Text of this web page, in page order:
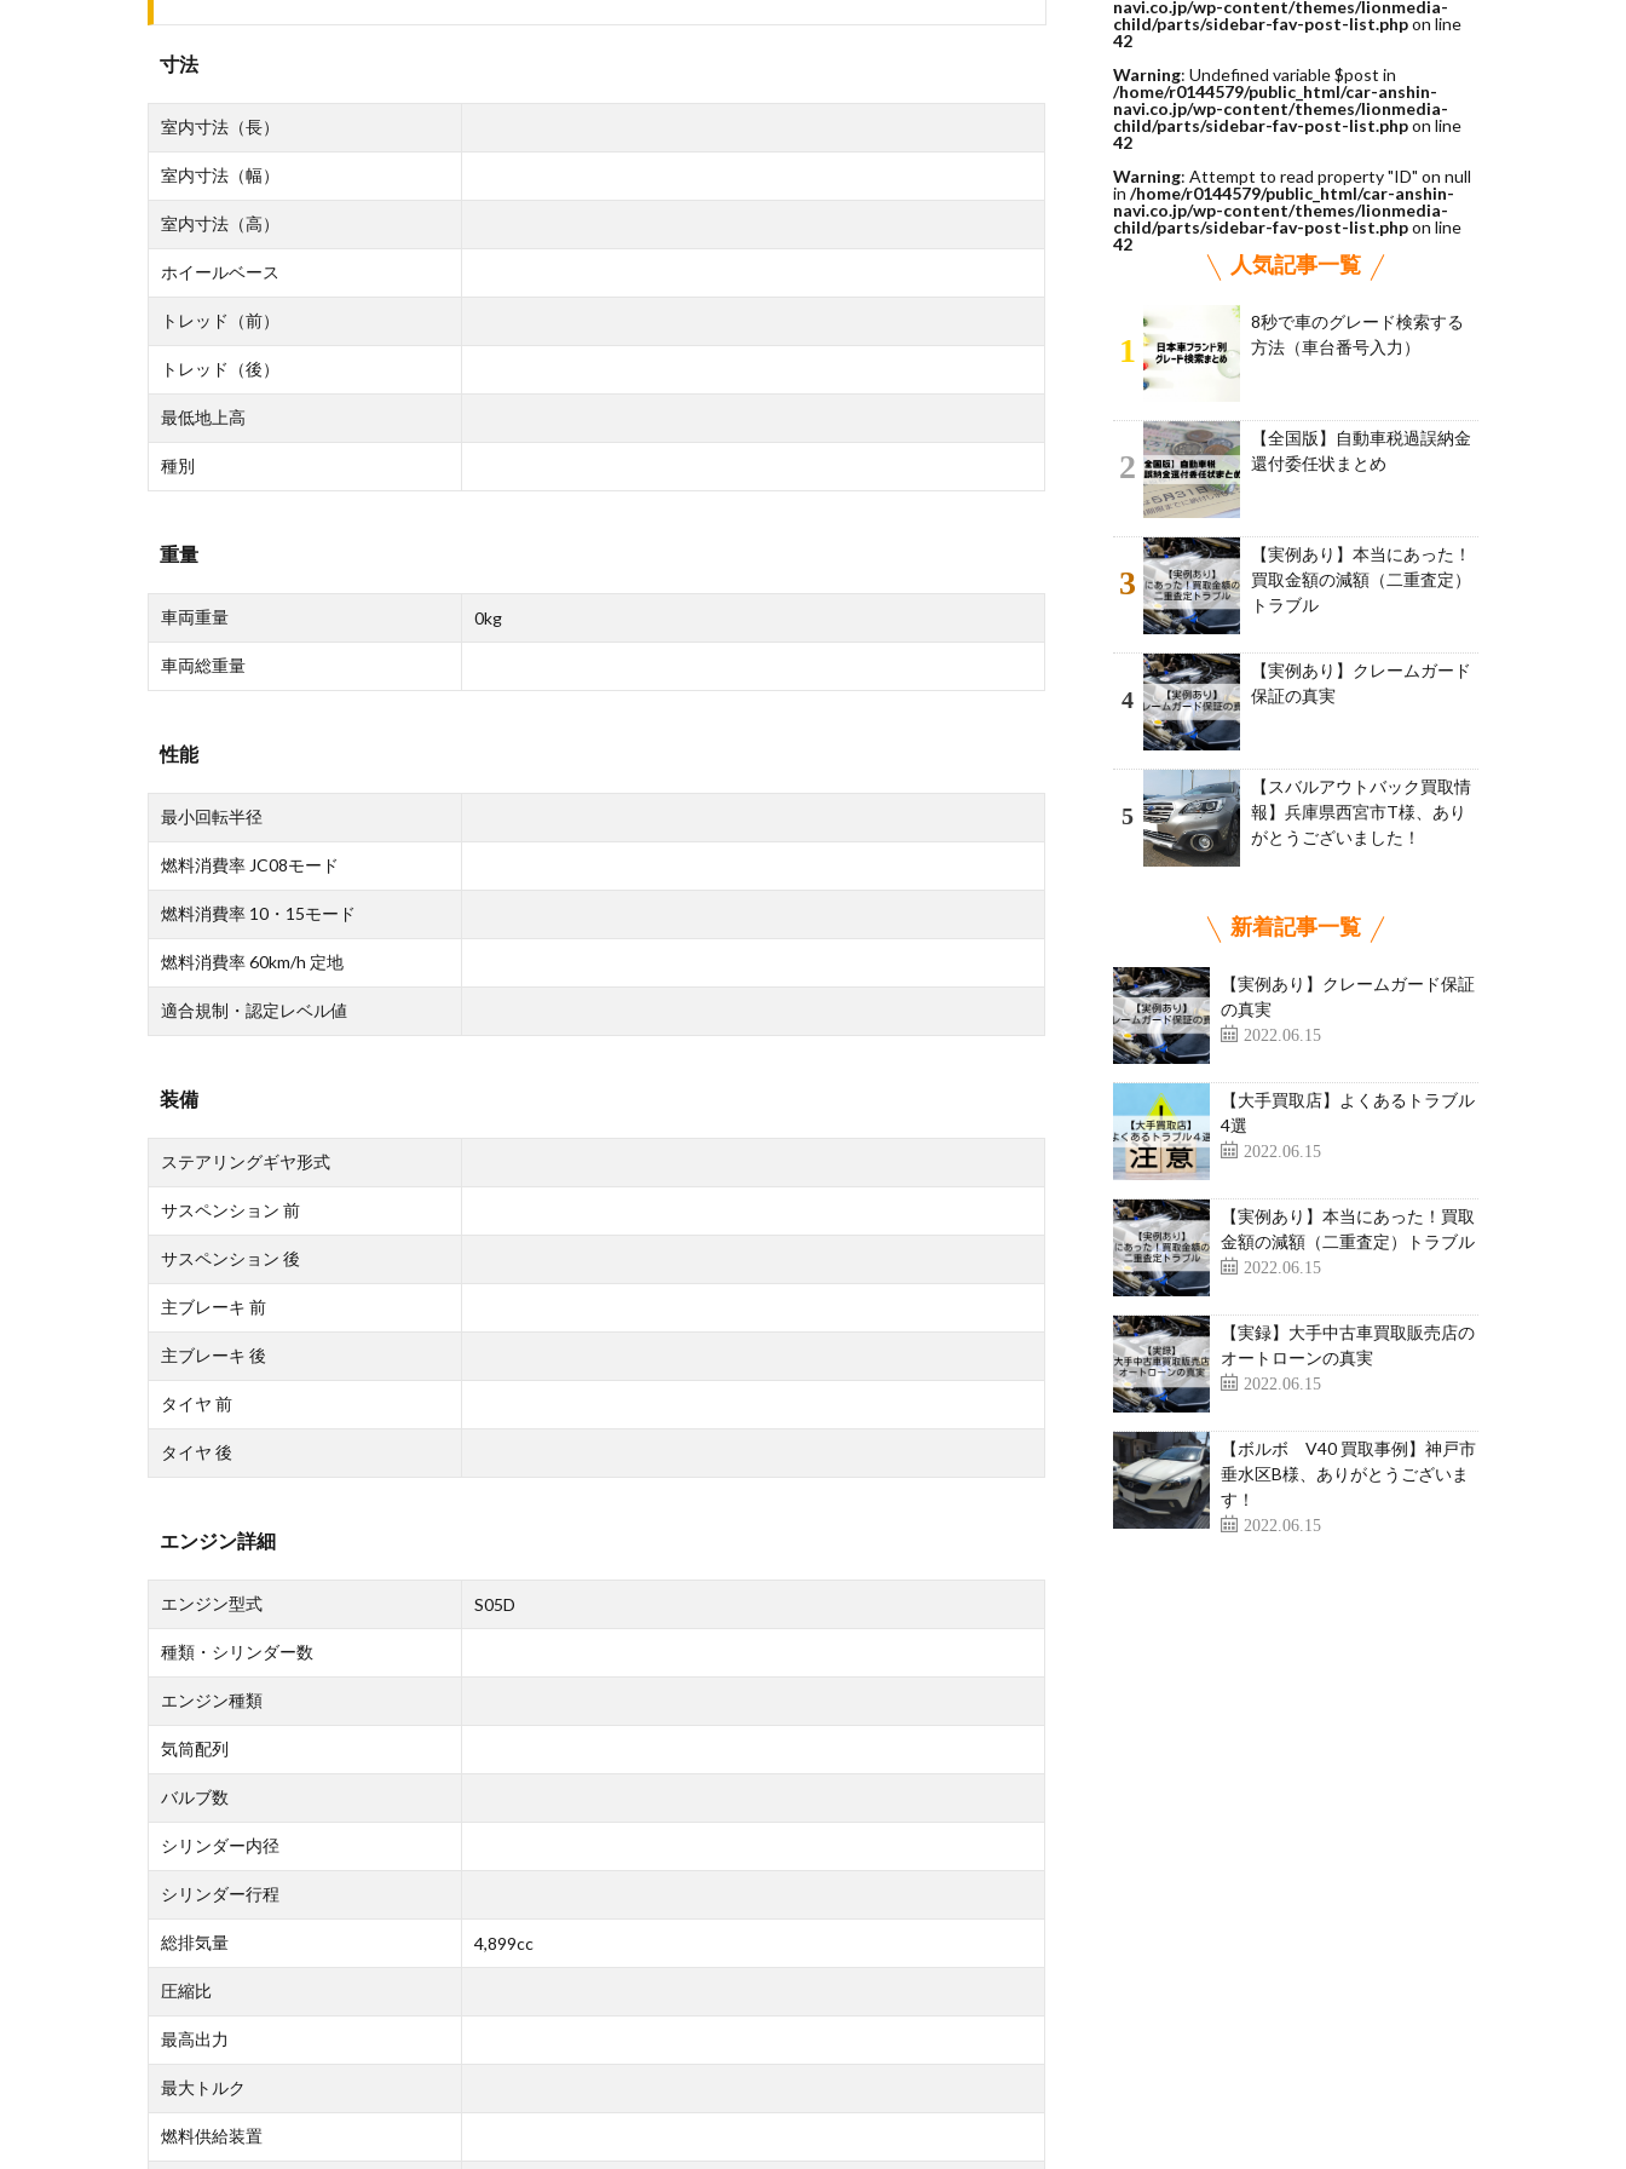
寸法
室内寸法（長）
室内寸法（幅）
室内寸法（高）
ホイールベース
トレッド（前）
トレッド（後）
最低地上高
種別
重量
車両重量 0kg
車両総重量
性能
最小回転半径
燃料消費率 JC08モード
燃料消費率 10・15モード
燃料消費率 60km/h 定地
適合規制・認定レベル値
装備
ステアリングギヤ形式
サスペンション 前
サスペンション 後
主ブレーキ 前
主ブレーキ 後
タイヤ 前
タイヤ 後
エンジン詳細
エンジン型式 S05D
種類・シリンダー数
エンジン種類
気筒配列
バルブ数
シリンダー内径
シリンダー行程
総排気量 4,899cc
圧縮比
最高出力
最大トルク
燃料供給装置
navi.co.jp/wp-content/themes/lionmedia-
child/parts/sidebar-fav-post-list.phpon line
42
Warning: Undefined variable $post in
/home/r0144579/public_html/car-anshin-
navi.co.jp/wp-content/themes/lionmedia-
child/parts/sidebar-fav-post-list.phpon line
42
Warning: Attempt to read property "ID" on null
in /home/r0144579/public_html/car-anshin-
navi.co.jp/wp-content/themes/lionmedia-
child/parts/sidebar-fav-post-list.phpon line
42
人気記事一覧
1
8秒で車のグレード検索する
方法（車台番号入力）
2
【全国版】自動車税過誤納金
還付委任状まとめ
3
【実例あり】本当にあった！
買取金額の減額（二重査定）
トラブル
4
【実例あり】クレームガード
保証の真実
5
【スバルアウトバック買取情
報】兵庫県西宮市T様、あり
がとうございました！
新着記事一覧
【実例あり】クレームガード保証
の真実
2022.06.15
【大手買取店】よくあるトラブル
4選
2022.06.15
【実例あり】本当にあった！買取
金額の減額（二重査定）トラブル
2022.06.15
【実録】大手中古車買取販売店の
オートローンの真実
2022.06.15
【ボルボ V40 買取事例】神戸市
垂水区B様、ありがとうございま
す！
2022.06.15